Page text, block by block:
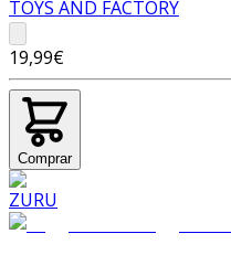
TOYS AND FACTORY
19,99€
Comprar